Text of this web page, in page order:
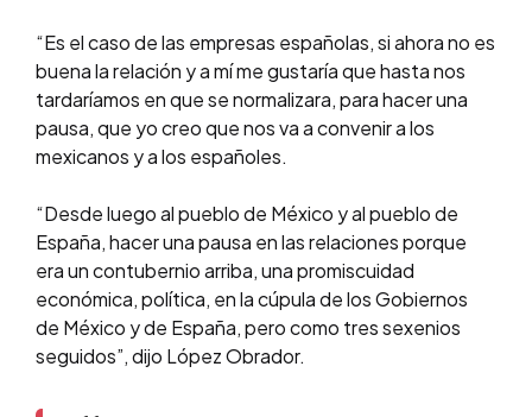
“Es el caso de las empresas españolas, si ahora no es
buena la relación y a mí me gustaría que hasta nos
tardaríamos en que se normalizara, para hacer una
pausa, que yo creo que nos va a convenir a los
mexicanos y a los españoles.
“Desde luego al pueblo de México y al pueblo de
España, hacer una pausa en las relaciones porque
era un contubernio arriba, una promiscuidad
económica, política, en la cúpula de los Gobiernos
de México y de España, pero como tres sexenios
seguidos”, dijo López Obrador.